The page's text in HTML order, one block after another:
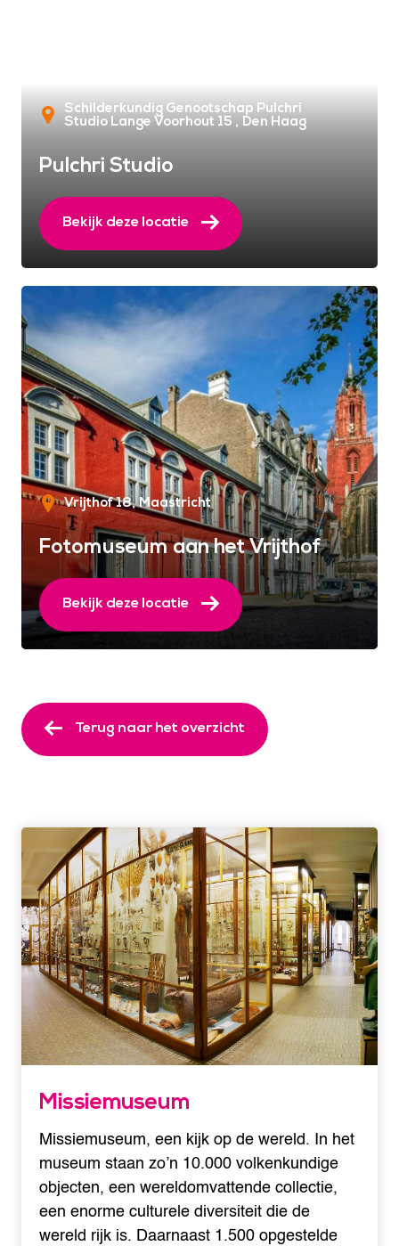
Schilderkundig Genootschap Pulchri
Studio Lange Voorhout 15 Den Haag
Pulchri Studio
Bekijk deze locatie
Vrijthof 18 Maastricht
Fotomuseum aan het Vrijthof
Bekijk deze locatie
Terug naar het overzicht
Missiemuseum
Missiemuseum, een kijk op de wereld. In het
museum staan zo’n 10.000 volkenkundige
objecten, een wereldomvattende collectie,
een enorme culturele diversiteit die de
wereld rijk is. Daarnaast 1.500 opgestelde